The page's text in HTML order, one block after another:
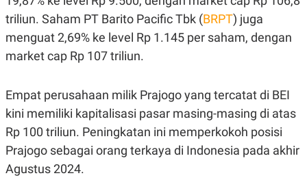
C
A
D
E
Y
L
E
A
S
.
L
N
G
G
A
A
K
N
E
J
E
triliun. Saham PT Barito Pacific Tbk (BRPT) juga
menguat 2,69% ke level Rp 1.145 per saham, dengan
market cap Rp 107 triliun.
Empat perusahaan milik Prajogo yang tercatat di BEI
kini memiliki kapitalisasi pasar masing-masing di atas
Rp 100 triliun. Peningkatan ini memperkokoh posisi
Prajogo sebagai orang terkaya di Indonesia pada akhir
Agustus 2024.